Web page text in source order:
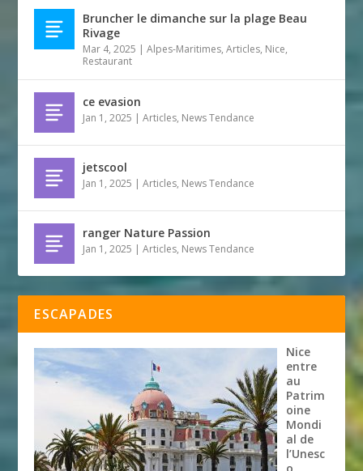
Bruncher le dimanche sur la plage Beau
Rivage
Mar 4, 2025 |Alpes-Maritimes,Articles, Nice,
Restaurant
ce evasion
Jan 1, 2025 |Articles, News Tendance
jetscool
Jan 1, 2025 |Articles, News Tendance
ranger Nature Passion
Jan 1, 2025 |Articles, News Tendance
ESCAPADES
Nice
entre
au
Patrim
oine
Mondi
al de
l’Unesc